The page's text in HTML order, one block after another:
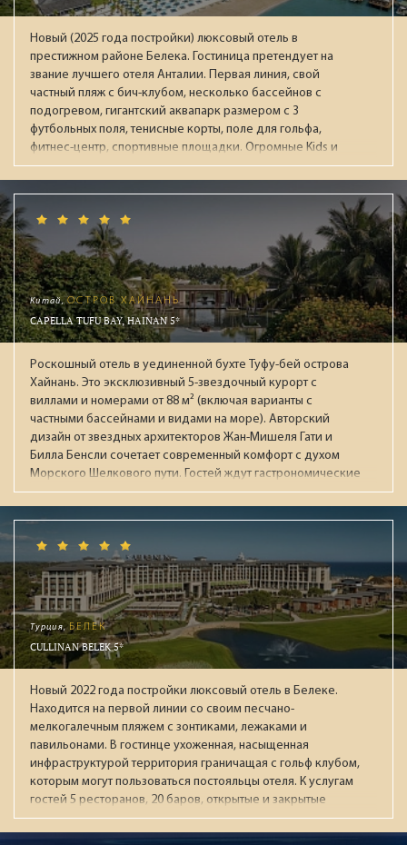
пускают посторонних. В каждом корпусе есть свой
клуб в Deluxe, ресторан Lotus в корпусе Executive).
Рекомендуем для семейного отдыха с детьми.
Новый (2025 года постройки) люксовый отель в
престижном районе Белека. Гостиница претендует на
звание лучшего отеля Анталии. Первая линия, свой
частный пляж с бич-клубом, несколько бассейнов с
подогревом, гигантский аквапарк размером с 3
футбольных поля, тенисные корты, поле для гольфа,
фитнес-центр, спортивные площадки. Огромные Kids и
Junior Club. Фишка отеля: Rooftop (18+) на крыше 8го
этажа: панорамный бассейн, ресторан и зал для фитнеса с
захватывающими видами на окрестности. Два СПА-центра
площадью 4500 кв.м и 1500 кв.м. Все номера: просторные
съюты от 110м² и виллы с бассейнами от 95м² с системой
"умный дом" и консьерж-сервисом. Гостей ждут 8
тематических ресторанов, в 10 барах авторские коктейли
и премиальные напитки.
Китай,ОСТРОВ ХАЙНАНЬ
CAPELLA TUFU BAY, HAINAN 5*
Роскошный отель в уединенной бухте Туфу-бей острова
Хайнань. Это эксклюзивный 5-звездочный курорт с
виллами и номерами от 88 м² (включая варианты с
частными бассейнами и видами на море). Авторский
дизайн от звездных архитекторов Жан-Мишеля Гати и
Билла Бенсли сочетает современный комфорт с духом
Морского Шелкового пути. Гостей ждут гастрономические
рестораны, огромный бассейн, премиальный спа-центр
Auriga и приватный пляж. Лауреат престижных наград
взыскательных путешественников, ищущих уединение и
высочайший уровень сервиса.
Турция,БЕЛЕК
CULLINAN BELEK 5*
Новый 2022 года постройки люксовый отель в Белеке.
Находится на первой линии со своим песчано-
мелкогалечным пляжем с зонтиками, лежаками и
павильонами. В гостинце ухоженная, насыщенная
инфраструктурой территория граничащая с гольф клубом,
которым могут пользоваться постояльцы отеля. К услугам
гостей 5 ресторанов, 20 баров, открытые и закрытые
бассейны (в т.ч. с подогревом зимой), аквапарк с 13
воднымии горками, СПА-центр, тренажёрный зал, детская